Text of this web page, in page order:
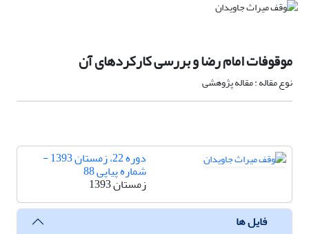
موقوفات امام رضا و بررسی کارکردهای آن
نوع مقاله : مقاله پژوهشی
دوره 22، زمستان 1393 -
شماره پیاپی 88
زمستان 1393
فایل ها